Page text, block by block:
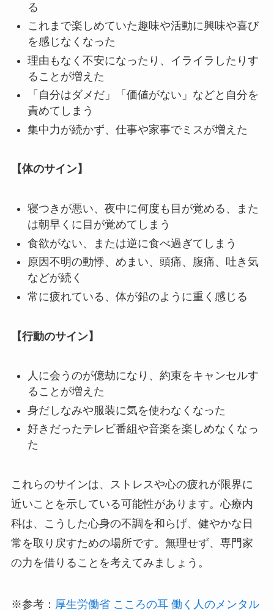
る
これまで楽しめていた趣味や活動に興味や喜び
を感じなくなった
理由もなく不安になったり、イライラしたりす
ることが増えた
「自分はダメだ」「価値がない」などと自分を
責めてしまう
集中力が続かず、仕事や家事でミスが増えた
【体のサイン】
寝つきが悪い、夜中に何度も目が覚める、また
は朝早くに目が覚めてしまう
食欲がない、または逆に食べ過ぎてしまう
原因不明の動悸、めまい、頭痛、腹痛、吐き気
などが続く
常に疲れている、体が鉛のように重く感じる
【行動のサイン】
人に会うのが億劫になり、約束をキャンセルす
ることが増えた
身だしなみや服装に気を使わなくなった
好きだったテレビ番組や音楽を楽しめなくなっ
た
これらのサインは、ストレスや心の疲れが限界に
近いことを示している可能性があります。心療内
科は、こうした心身の不調を和らげ、健やかな日
常を取り戻すための場所です。無理せず、専門家
の力を借りることを考えてみましょう。
※参考： 厚生労働省 こころの耳 働く人のメンタル